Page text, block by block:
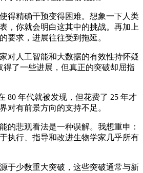
精确干预变得困难。想象一下人类
，你就会明白这其中的挑战。再加上
要求，进展往往受到拖延。
人工智能和大数据的有效性持怀疑
得了一些进展，但真正的突破却屈指
年代就被发现，但花费了 25 年才
对有前景方向的支持不足。
悲观看法是一种误解。我想重申：
执行、指导和改进生物学家几乎所有
少数重大突破，这些突破通常与新